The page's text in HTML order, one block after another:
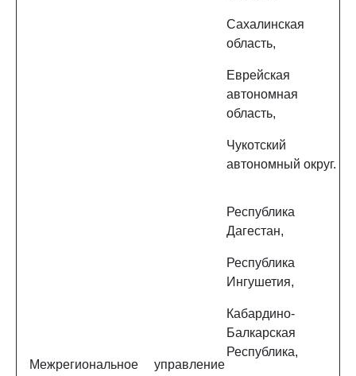
Сахалинская
область,
Еврейская
автономная
область,
Чукотский
автономный округ.
Межрегиональное управление
Республика
Дагестан,
Республика
Ингушетия,
Кабардино-
Балкарская
Республика,